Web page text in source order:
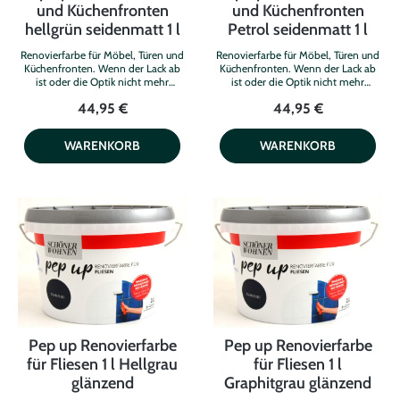
und Küchenfronten
hellgrün seidenmatt 1 l
Renovierfarbe für Möbel, Türen und
Küchenfronten. Wenn der Lack ab
ist oder die Optik nicht mehr
Renovierfarbe für Möbel, Türen und
Besondere an diesem Produkt: .
keine zusätzliche Grundierung
notwendig . stoß- und kratzfest für
sogar für Badmöbel im
Innenbereich. Pep up ist
wasserbasiert und leicht zu
verarbeiten. Nicht für Arbeitsplatten
geeignet. Farbe: hellgrün seidenmatt
Inhalt: 1 l
44,95 €
WARENKORB
und Küchenfronten
Petrol seidenmatt 1 l
Renovierfarbe für Möbel, Türen und
Küchenfronten. Wenn der Lack ab
ist oder die Optik nicht mehr
Renovierfarbe für Möbel, Türen und
Besondere an diesem Produkt: .
keine zusätzliche Grundierung
notwendig . stoß- und kratzfest für
sogar für Badmöbel im
Innenbereich. Pep up ist
wasserbasiert und leicht zu
verarbeiten. Nicht für Arbeitsplatten
geeignet. Farbe: Petrol seidenmatt
Inhalt: 1 l
44,95 €
WARENKORB
Pep up Renovierfarbe
für Fliesen 1 l Hellgrau
glänzend
Pep up Renovierfarbe
für Fliesen 1 l
Graphitgrau glänzend